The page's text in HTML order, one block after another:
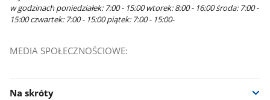
w godzinach poniedziałek: 7:00 - 15:00 wtorek: 8:00 - 16:00 środa: 7:00 -
15:00 czwartek: 7:00 - 15:00 piątek: 7:00 - 15:00-
MEDIA SPOŁECZNOŚCIOWE:
Na skróty